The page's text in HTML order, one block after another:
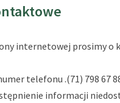
internetowej prosimy
telefonu .(71) 798 67
informacji